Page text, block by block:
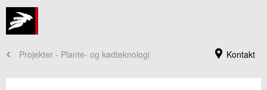
Kontakt
Projekter - Plante- og kødteknologi